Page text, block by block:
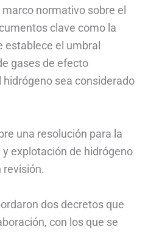
normativo sobre el
clave como la
establece el umbral
gases de efecto
sea considerado
una resolución para la
explotación de hidrógeno
revisión.
dos decretos que
con los que se